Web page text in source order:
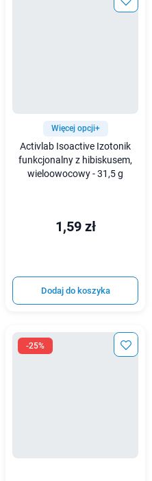
Więcej opcji+
Activlab Isoactive Izotonik
funkcjonalny z hibiskusem,
wieloowocowy - 31,5 g
1,59 zł
Dodaj do koszyka
-25%